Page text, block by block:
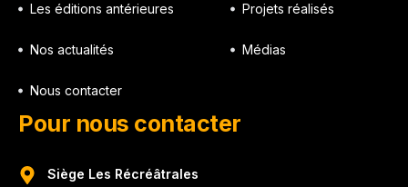
Les éditions antérieures
Nos actualités
Nous contacter
Projets réalisés
Médias
Pour nous contacter
Siège Les Récréâtrales